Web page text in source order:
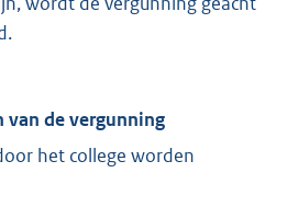
van de vergunning
het college worden